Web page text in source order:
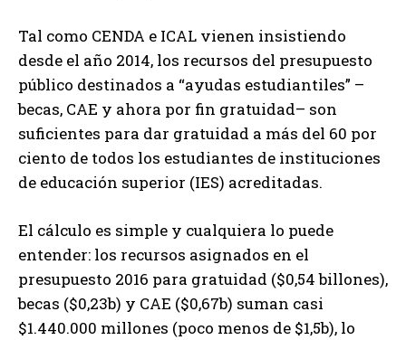
Tal como CENDA e ICAL vienen insistiendo
desde el año 2014, los recursos del presupuesto
público destinados a “ayudas estudiantiles” –
becas, CAE y ahora por fin gratuidad– son
suficientes para dar gratuidad a más del 60 por
ciento de todos los estudiantes de instituciones
de educación superior (IES) acreditadas.
El cálculo es simple y cualquiera lo puede
entender: los recursos asignados en el
presupuesto 2016 para gratuidad ($0,54 billones),
becas ($0,23b) y CAE ($0,67b) suman casi
$1.440.000 millones (poco menos de $1,5b), lo